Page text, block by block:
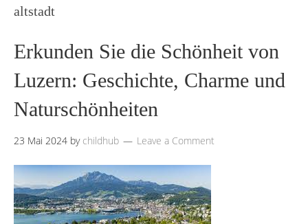
altstadt
Erkunden Sie die Schönheit von
Luzern: Geschichte, Charme und
Naturschönheiten
23 Mai 2024 by childhub Leave a Comment